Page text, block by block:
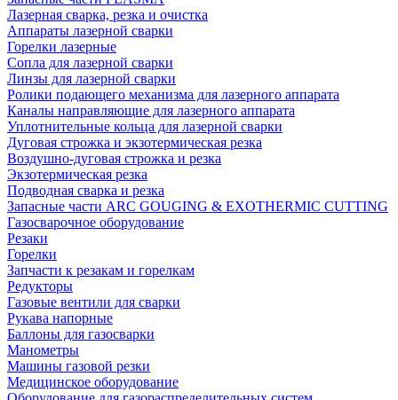
Лазерная сварка, резка и очистка
Аппараты лазерной сварки
Горелки лазерные
Сопла для лазерной сварки
Линзы для лазерной сварки
Ролики подающего механизма для лазерного аппарата
Каналы направляющие для лазерного аппарата
Уплотнительные кольца для лазерной сварки
Дуговая строжка и экзотермическая резка
Воздушно-дуговая строжка и резка
Экзотермическая резка
Подводная сварка и резка
Запасные части ARC GOUGING & EXOTHERMIC CUTTING
Газосварочное оборудование
Резаки
Горелки
Запчасти к резакам и горелкам
Редукторы
Газовые вентили для сварки
Рукава напорные
Баллоны для газосварки
Манометры
Машины газовой резки
Медицинское оборудование